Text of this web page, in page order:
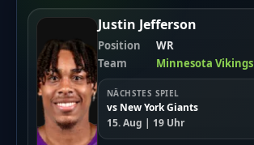
Justin Jefferson
Position
WR
Team
Minnesota Vikings
NÄCHSTES SPIEL
vs New York Giants
15. Aug | 19 Uhr